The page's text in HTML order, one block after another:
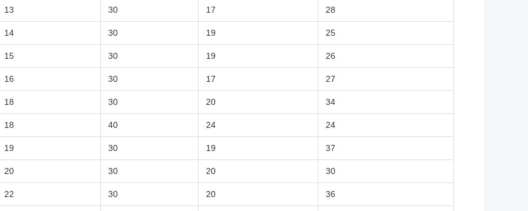
13 30 17 28
14 30 19 25
15 30 19 26
16 30 17 27
18 30 20 34
18 40 24 24
19 30 19 37
20 30 20 30
22 30 20 36